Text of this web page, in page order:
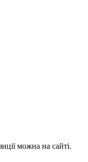
можна на сайті.